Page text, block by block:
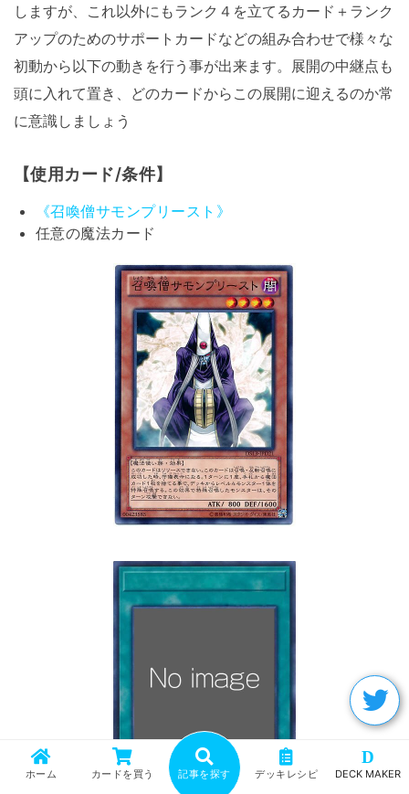
しますが、これ以外にもランク４を立てるカード＋ランク
アップのためのサポートカードなどの組み合わせで様々な
初動から以下の動きを行う事が出来ます。展開の中継点も
頭に入れて置き、どのカードからこの展開に迎えるのか常
に意識しましょう
【使用カード/条件】
《召喚僧サモンプリースト》
任意の魔法カード
ホーム カードを買う 記事を探す デッキレシピ
D
DECK MAKER